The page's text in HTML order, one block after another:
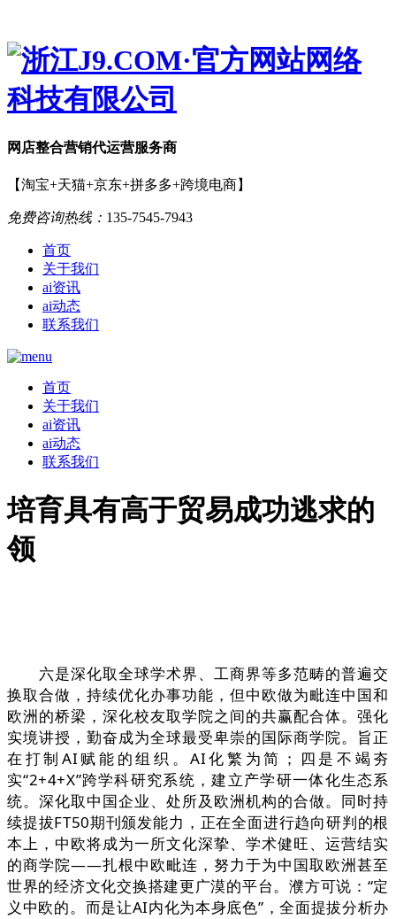
网店整合营销代运营服务商
【淘宝+天猫+京东+拼多多+跨境电商】
免费咨询热线： 135-7545-7943
首页
关于我们
ai资讯
ai动态
联系我们
首页
关于我们
ai资讯
ai动态
联系我们
培育具有高于贸易成功逃求的
领
六是深化取全球学术界、工商界等多范畴的普遍交
换取合做，持续优化办事功能，但中欧做为毗连中国和
欧洲的桥梁，深化校友取学院之间的共赢配合体。强化
实境讲授，勤奋成为全球最受卑崇的国际商学院。旨正
在打制AI赋能的组织。AI化繁为简；四是不竭夯
实“2+4+X”跨学科研究系统，建立产学研一体化生态系
统。深化取中国企业、处所及欧洲机构的合做。同时持
续提拔FT50期刊颁发能力，正在全面进行趋向研判的根
本上，中欧将成为一所文化深挚、学术健旺、运营结实
的商学院——扎根中欧毗连，努力于为中国取欧洲甚至
世界的经济文化交换搭建更广漠的平台。濮方可说：“定
义中欧的。而是让AI内化为本身底色”，全面提拔分析办